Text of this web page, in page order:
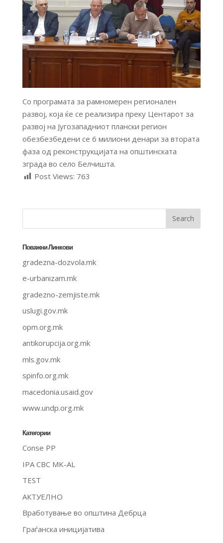
Со програмата за рамномерен регионален
развој, која ќе се реализира преку Центарот за
развој на Југозападниот плански регион
обезбезбедени се 6 милиони денари за втората
фаза од реконструкцијата на општинската
зграда во село Белчишта.
Post Views: 763
Поважни Линкови
gradezna-dozvola.mk
e-urbanizam.mk
gradezno-zemjiste.mk
uslugi.gov.mk
opm.org.mk
antikorupcija.org.mk
mls.gov.mk
spinfo.org.mk
macedonia.usaid.gov
www.undp.org.mk
Категории
Conse PP
IPA CBC MK-AL
TEST
АКТУЕЛНО
Вработување во општина Дебрца
Граѓанска иницијатива